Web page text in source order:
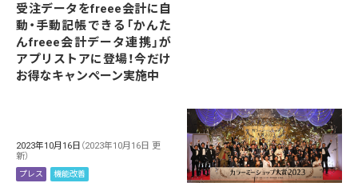
受注データをfreee会計に自
動・手動記帳できる「かんた
んfreee会計データ連携」が
アプリストアに登場！今だけ
お得なキャンペーン実施中
2023年10月16日 （2023年10月16日 更
新）
プレス 機能改善